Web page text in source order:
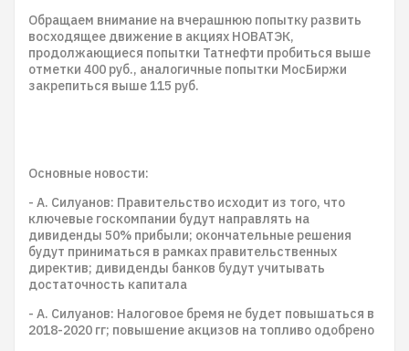
Обращаем внимание на вчерашнюю попытку развить
восходящее движение в акциях НОВАТЭК,
продолжающиеся попытки Татнефти пробиться выше
отметки 400 руб., аналогичные попытки МосБиржи
закрепиться выше 115 руб.
Основные новости:
- А. Силуанов: Правительство исходит из того, что
ключевые госкомпании будут направлять на
дивиденды 50% прибыли; окончательные решения
будут приниматься в рамках правительственных
директив; дивиденды банков будут учитывать
достаточность капитала
- А. Силуанов: Налоговое бремя не будет повышаться в
2018-2020 гг; повышение акцизов на топливо одобрено